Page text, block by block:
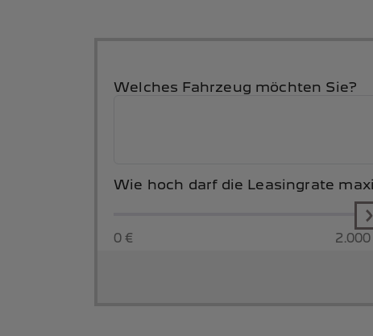
Welches Fahrzeug möchten Sie?
Wie hoch darf die Leasingrate
0 € 2.000